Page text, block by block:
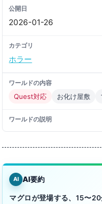
公開日
2026-01-26
カテゴリ
ホラー
ワールドの内容
Quest対応 お化け屋敷
ワールドの説明
AI AI要約
マグロが登場する、15〜